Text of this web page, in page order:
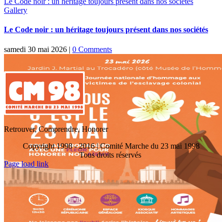
Gallery
Le Code noir : un héritage toujours présent dans nos sociétés
samedi 30 mai 2026 | 0 Comments
Retrouver, Comprendre, Honorer
Copyright 1998 - 2016 | Comité Marche du 23 mai 1998
Tous droits réservés
Toggle
Sliding
Bar
Page load link
to